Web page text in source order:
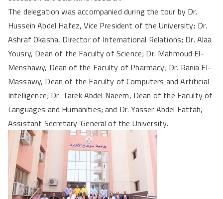
The delegation was accompanied during the tour by Dr.
Hussein Abdel Hafez, Vice President of the University; Dr.
Ashraf Okasha, Director of International Relations; Dr. Alaa
Yousry, Dean of the Faculty of Science; Dr. Mahmoud El-
Menshawy, Dean of the Faculty of Pharmacy; Dr. Rania El-
Massawy, Dean of the Faculty of Computers and Artificial
Intelligence; Dr. Tarek Abdel Naeem, Dean of the Faculty of
Languages and Humanities; and Dr. Yasser Abdel Fattah,
Assistant Secretary-General of the University.